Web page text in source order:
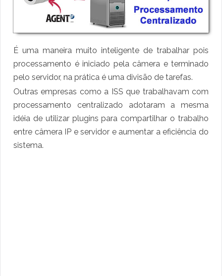
É uma maneira muito inteligente de trabalhar pois
processamento é iniciado pela câmera e terminado
pelo servidor, na prática é uma divisão de tarefas.
Outras empresas como a ISS que trabalhavam com
processamento centralizado adotaram a mesma
idéia de utilizar plugins para compartilhar o trabalho
entre câmera IP e servidor e aumentar a eficiência do
sistema.